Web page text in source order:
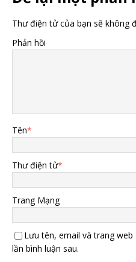
Thư điện tử của bạn sẽ không
Phản hồi
Tên*
Thư điện tử*
Trang Mạng
Lưu tên, email và trang
lần bình luận sau.